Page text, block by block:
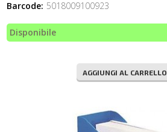
Barcode: 5018009100923
Disponibile
AGGIUNGI AL CARRELLO